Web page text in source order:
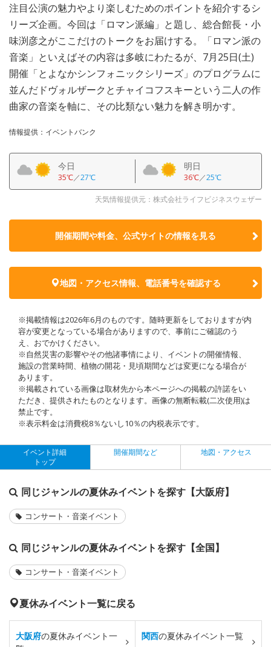
注目公演の魅力やより楽しむためのポイントを紹介するシ
リーズ企画。今回は「ロマン派編」と題し、総合館長・小
味渕彦之がここだけのトークをお届けする。「ロマン派の
音楽」といえばその内容は多岐にわたるが、7月25日(土)
開催「とよなかシンフォニックシリーズ」のプログラムに
並んだドヴォルザークとチャイコフスキーという二人の作
曲家の音楽を軸に、その比類ない魅力を解き明かす。
情報提供：イベントバンク
今日
35℃／27℃
明日
36℃／25℃
天気情報提供元：株式会社ライフビジネスウェザー
開催期間や料金、公式サイトの情報を見る
地図・アクセス情報、電話番号を確認する
※掲載情報は2026年6月のものです。随時更新をしておりますが内
容が変更となっている場合がありますので、事前にご確認のう
え、おでかけください。
※自然災害の影響やその他諸事情により、イベントの開催情報、
施設の営業時間、植物の開花・見頃期間などは変更になる場合が
あります。
※掲載されている画像は取材先から本ページへの掲載の許諾をい
ただき、提供されたものとなります。画像の無断転載(二次使用)は
禁止です。
※表示料金は消費税8％ないし10％の内税表示です。
イベント詳細
トップ
開催期間など 地図・アクセス
同じジャンルの夏休みイベントを探す【大阪府】
コンサート・音楽イベント
同じジャンルの夏休みイベントを探す【全国】
コンサート・音楽イベント
夏休みイベント一覧に戻る
大阪府の夏休みイベント一
関西の夏休みイベント一覧